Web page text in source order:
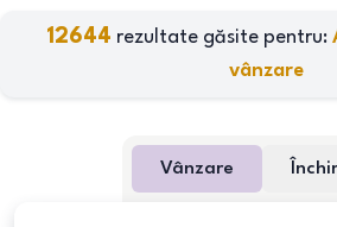
12644 rezultate găsite pentru:
vânzare
Vânzare